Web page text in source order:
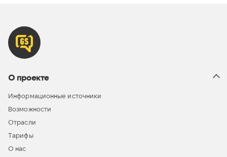
О проекте
Информационные источники
Возможности
Отрасли
Тарифы
О нас